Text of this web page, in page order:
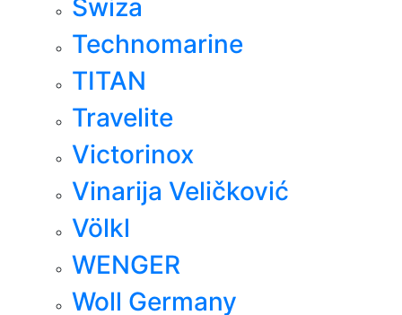
Swiza
Technomarine
TITAN
Travelite
Victorinox
Vinarija Veličković
Völkl
WENGER
Woll Germany